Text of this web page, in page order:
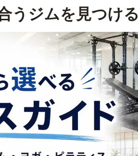
うジムを見つける